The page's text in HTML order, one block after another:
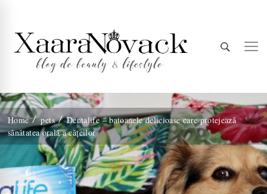
Xaara
Novack
Home pets
Dentalife – batoanele delicioase care protejează
sănătatea orală a cățeilor